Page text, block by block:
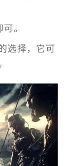
。
选择，它可